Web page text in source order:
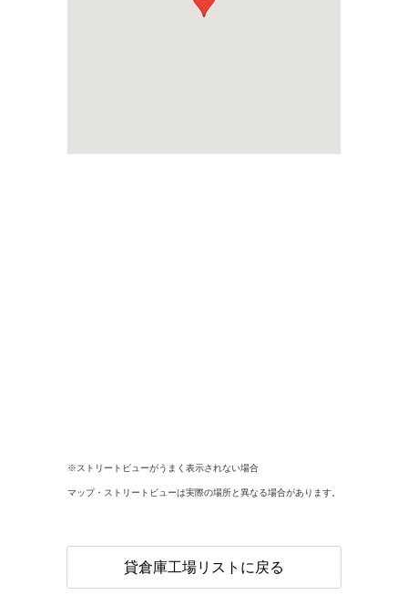
※ストリートビューがうまく表示されない場合
マップ・ストリートビューは実際の場所と異なる場合があります。
貸倉庫工場リストに戻る